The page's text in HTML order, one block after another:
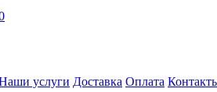
услуги Доставка Оплата